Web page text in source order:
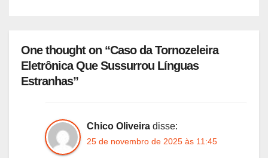
One thought on “Caso da Tornozeleira
Eletrônica Que Sussurrou Línguas
Estranhas”
Chico Oliveira disse:
25 de novembro de 2025 às 11:45